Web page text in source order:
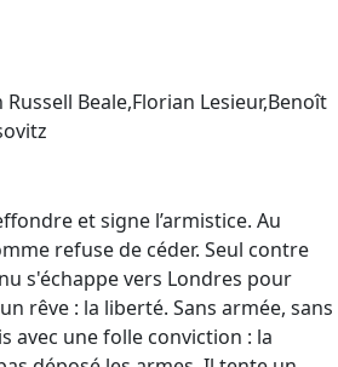
Beale,Florian Lesieur,Benoît
et signe l’armistice. Au
refuse de céder. Seul contre
s'échappe vers Londres pour
rêve : la liberté. Sans armée, sans
avec une folle conviction : la